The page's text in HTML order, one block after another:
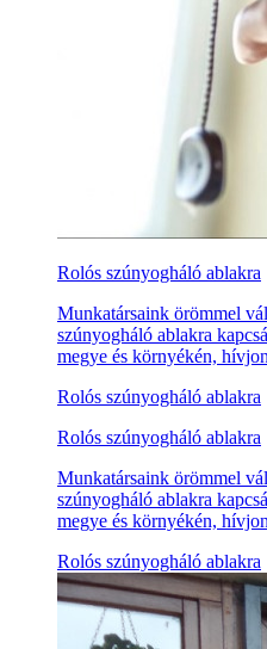
Rolós szúnyogháló ablakra
Munkatársaink örömmel
szúnyogháló ablakra
megye és környékén,
Rolós szúnyogháló ablakra
Rolós szúnyogháló ablakra
Munkatársaink örömmel
szúnyogháló ablakra
megye és környékén,
Rolós szúnyogháló ablakra